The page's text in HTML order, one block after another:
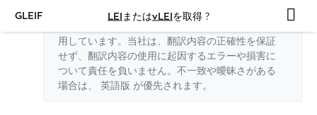
GLEIF LEIまたはvLEIを取得 ?
このウェブサイトの英語以外の翻訳はAIを利
用しています。当社は、翻訳内容の正確性を保証
せず、翻訳内容の使用に起因するエラーや損害に
ついて責任を負いません。不一致や曖昧さがある
場合は、 英語版 が優先されます。